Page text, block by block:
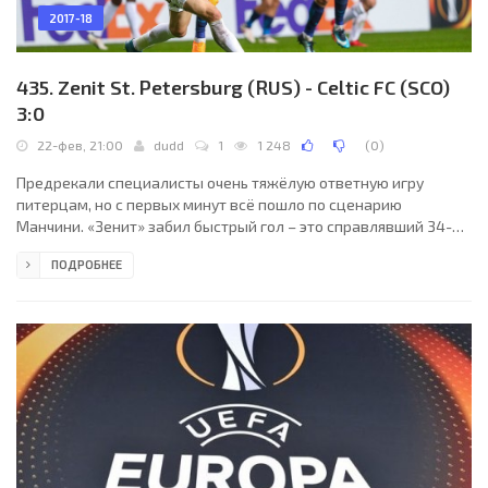
2017-18
435. Zenit St. Petersburg (RUS) - Celtic FC (SCO)
3:0
22-фев, 21:00 dudd 1 1 248 (0)
Предрекали специалисты очень тяжёлую ответную игру
питерцам, но с первых минут всё пошло по сценарию
Манчини. «Зенит» забил быстрый гол – это справлявший 34-й
Паредеса с углового.
ПОДРОБНЕЕ